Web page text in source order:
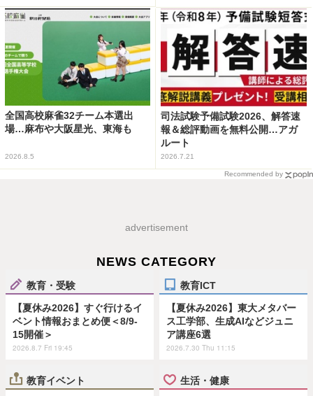
全国高校麻雀32チーム本選出
場…麻布や大阪星光、東海も
2026.8.5
司法試験予備試験2026、解答速
報＆総評動画を無料公開…アガ
ルート
2026.7.21
Recommended by
advertisement
NEWS CATEGORY
教育・受験
【夏休み2026】すぐ行けるイ
ベント情報おまとめ便＜8/9-
15開催＞
2026.8.7 Fri 19:45
教育ICT
【夏休み2026】東大メタバー
ス工学部、生成AIなどジュニ
ア講座6選
2026.7.30 Thu 11:15
教育イベント 生活・健康